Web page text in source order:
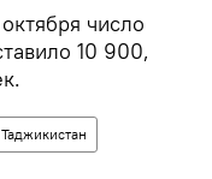
число
10 900,
Таджикистан